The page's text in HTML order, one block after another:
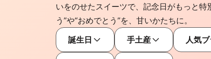
いをのせたスイーツで、記念日がもっと特
う”や“おめでとう”を、甘いかたちに。
誕生日
手土産 人気